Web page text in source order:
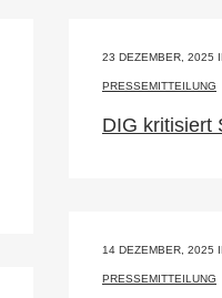
23 DEZEMBER, 2025
PRESSEMITTEILUNG
DIG kritisiert
14 DEZEMBER, 2025
PRESSEMITTEILUNG